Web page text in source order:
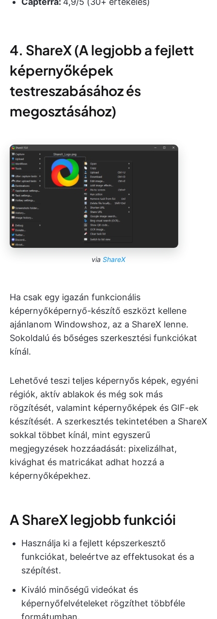
4. ShareX (A legjobb a fejlett
képernyőképek
testreszabásához és
megosztásához)
via ShareX
Ha csak egy igazán funkcionális
képernyőképernyő-készítő eszközt kellene
ajánlanom Windowshoz, az a ShareX lenne.
Sokoldalú és bőséges szerkesztési funkciókat
kínál.
Lehetővé teszi teljes képernyős képek, egyéni
régiók, aktív ablakok és még sok más
rögzítését, valamint képernyőképek és GIF-ek
készítését. A szerkesztés tekintetében a ShareX
sokkal többet kínál, mint egyszerű
megjegyzések hozzáadását: pixelizálhat,
kivághat és matricákat adhat hozzá a
képernyőképekhez.
A ShareX legjobb funkciói
Használja ki a fejlett képszerkesztő
funkciókat, beleértve az effektusokat és a
szépítést.
Kiváló minőségű videókat és
képernyőfelvételeket rögzíthet többféle